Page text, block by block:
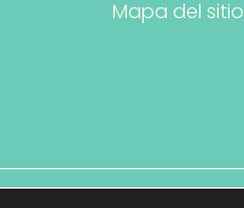
Mapa del sitio